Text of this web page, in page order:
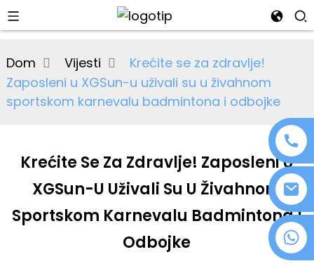
+86 18076372139
Dom Vijesti
Krećite se za zdravlje!
Zaposleni u XGSun-u uživali su u živahnom
sportskom karnevalu badmintona i odbojke
Krećite Se Za Zdravlje! Zaposleni U
XGSun-U Uživali Su U Živahnom
Sportskom Karnevalu Badmintona I
Odbojke